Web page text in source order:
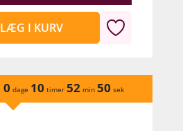
LÆG I KURV
0 dage 10 timer 52 min 50 sek